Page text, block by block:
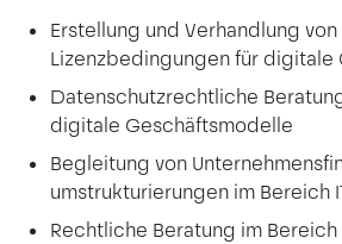
Erstellung und Verhandlung
Lizenzbedingungen für digitale
Datenschutzrechtliche
digitale Geschäftsmodelle
Begleitung von
umstrukturierungen im Bereich
Rechtliche Beratung im